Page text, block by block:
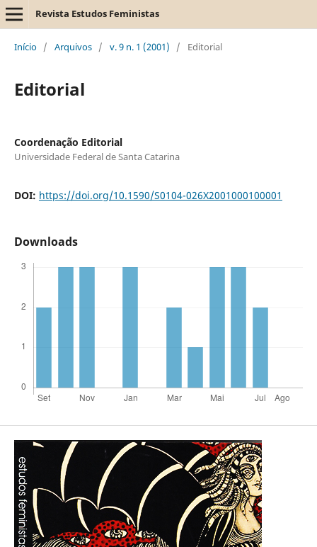
Revista Estudos Feministas
Início / Arquivos / v. 9 n. 1 (2001) / Editorial
Editorial
Coordenação Editorial
Universidade Federal de Santa Catarina
DOI: https://doi.org/10.1590/S0104-026X2001000100001
Downloads